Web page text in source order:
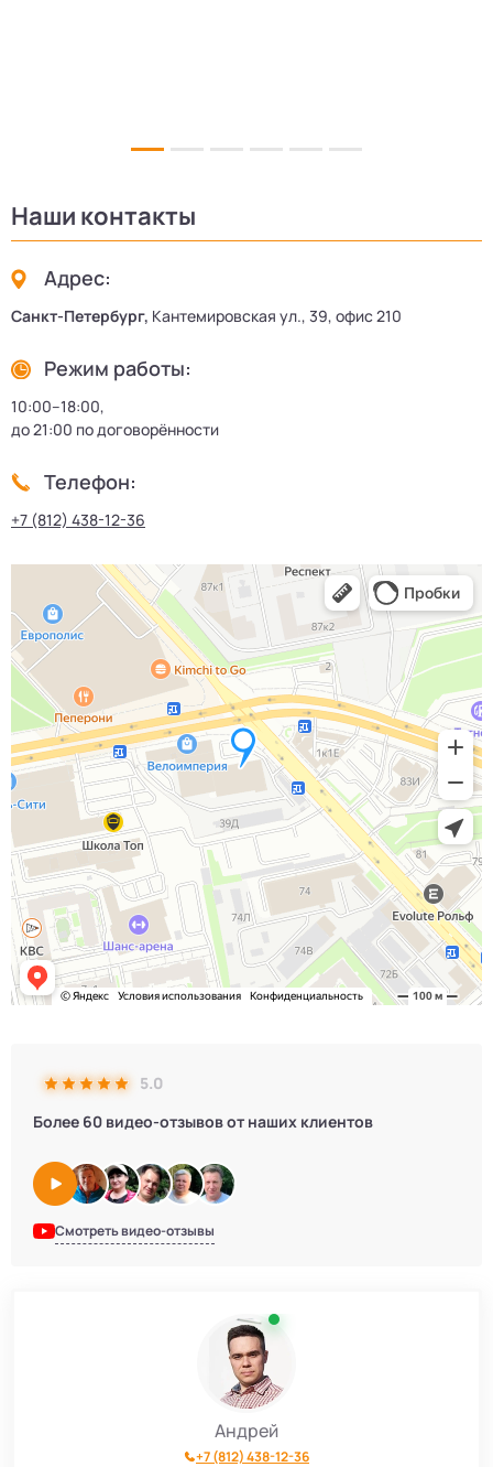
5.0
Более 60 видео-отзывов от наших клиентов
Смотреть видео-отзывы
Андрей
+7 (812) 438-12-36
Наши контакты
Адрес:
Санкт-Петербург, Кантемировская ул., 39, офис 210
Режим работы:
10:00–18:00,
до 21:00 по договорённости
Телефон:
+7 (812) 438-12-36